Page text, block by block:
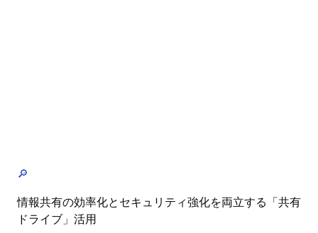
🔎
情報共有の効率化とセキュリティ強化を両立する「共有
ドライブ」活用